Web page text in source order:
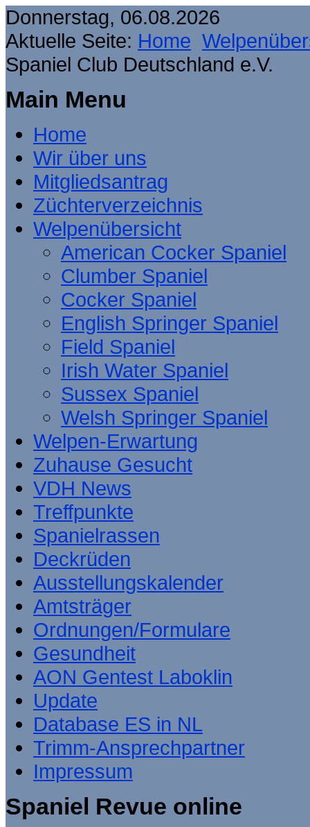
Donnerstag, 06.08.2026
Aktuelle Seite: Home
Spaniel Club Deutschland e.V.
Main Menu
Home
Wir über uns
Mitgliedsantrag
Züchterverzeichnis
Welpenübersicht
American Cocker Spaniel
Clumber Spaniel
Cocker Spaniel
English Springer Spaniel
Field Spaniel
Irish Water Spaniel
Sussex Spaniel
Welsh Springer Spaniel
Welpen-Erwartung
Zuhause Gesucht
VDH News
Treffpunkte
Spanielrassen
Deckrüden
Ausstellungskalender
Amtsträger
Ordnungen/Formulare
Gesundheit
AON Gentest Laboklin
Update
Database ES in NL
Trimm-Ansprechpartner
Impressum
Spaniel Revue online